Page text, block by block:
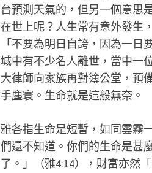
台預測天氣的，但另一個意思
在世上呢？人生常有意外發生
「不要為明日自誇，因為一日
城中有不少名人離世，當中一
大律師向家族再對簿公堂，預
手塵寰。生命就是這般無奈。
雅各指生命是短暫，如同雲霧
們還不知道。你們的生命是甚
了。」（雅4:14），財富亦然